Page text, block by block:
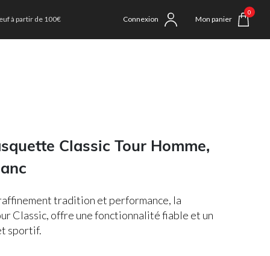
à partir de 100€ Connexion Mon panier
0
Classic Tour Homme,
tradition et performance, la
Classic, offre une fonctionnalité fiable et un
sportif.